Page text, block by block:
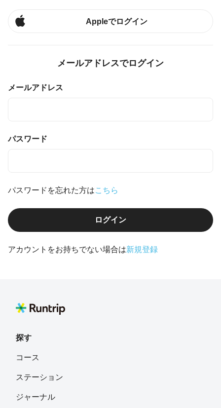
Appleでログイン
メールアドレスでログイン
メールアドレス
パスワード
パスワードを忘れた方はこちら
ログイン
アカウントをお持ちでない場合は新規登録
探す
コース
ステーション
ジャーナル